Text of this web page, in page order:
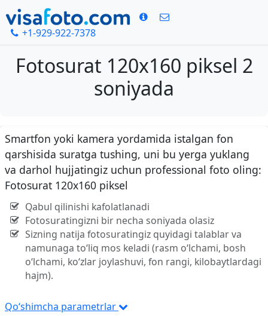
+1-929-922-7378
Fotosurat 120x160 piksel 2
soniyada
Smartfon yoki kamera yordamida istalgan fon
qarshisida suratga tushing, uni bu yerga yuklang
va darhol hujjatingiz uchun professional foto oling:
Fotosurat 120x160 piksel
Qabul qilinishi kafolatlanadi
Fotosuratingizni bir necha soniyada olasiz
Sizning natija fotosuratingiz quyidagi talablar va
namunaga to‘liq mos keladi (rasm o‘lchami, bosh
o‘lchami, ko‘zlar joylashuvi, fon rangi, kilobaytlardagi
hajm).
Qo‘shimcha parametrlar